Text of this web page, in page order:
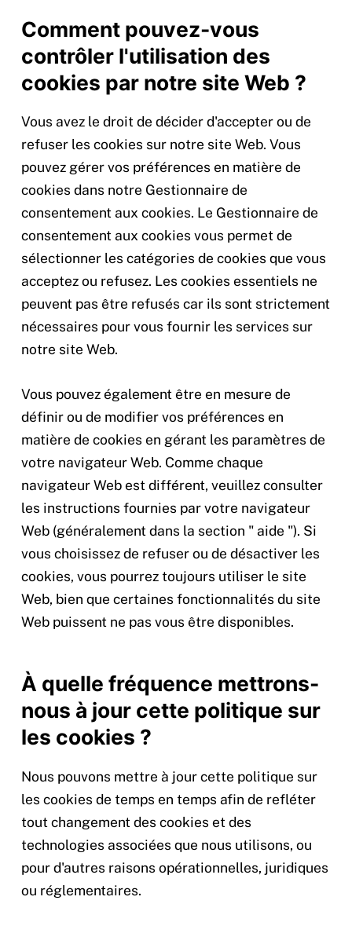
Comment pouvez-vous
contrôler l'utilisation des
cookies par notre site Web ?
Vous avez le droit de décider d'accepter ou de
refuser les cookies sur notre site Web. Vous
pouvez gérer vos préférences en matière de
cookies dans notre Gestionnaire de
consentement aux cookies. Le Gestionnaire de
consentement aux cookies vous permet de
sélectionner les catégories de cookies que vous
acceptez ou refusez. Les cookies essentiels ne
peuvent pas être refusés car ils sont strictement
nécessaires pour vous fournir les services sur
notre site Web.
Vous pouvez également être en mesure de
définir ou de modifier vos préférences en
matière de cookies en gérant les paramètres de
votre navigateur Web. Comme chaque
navigateur Web est différent, veuillez consulter
les instructions fournies par votre navigateur
Web (généralement dans la section " aide "). Si
vous choisissez de refuser ou de désactiver les
cookies, vous pourrez toujours utiliser le site
Web, bien que certaines fonctionnalités du site
Web puissent ne pas vous être disponibles.
À quelle fréquence mettrons-
nous à jour cette politique sur
les cookies ?
Nous pouvons mettre à jour cette politique sur
les cookies de temps en temps afin de refléter
tout changement des cookies et des
technologies associées que nous utilisons, ou
pour d'autres raisons opérationnelles, juridiques
ou réglementaires.